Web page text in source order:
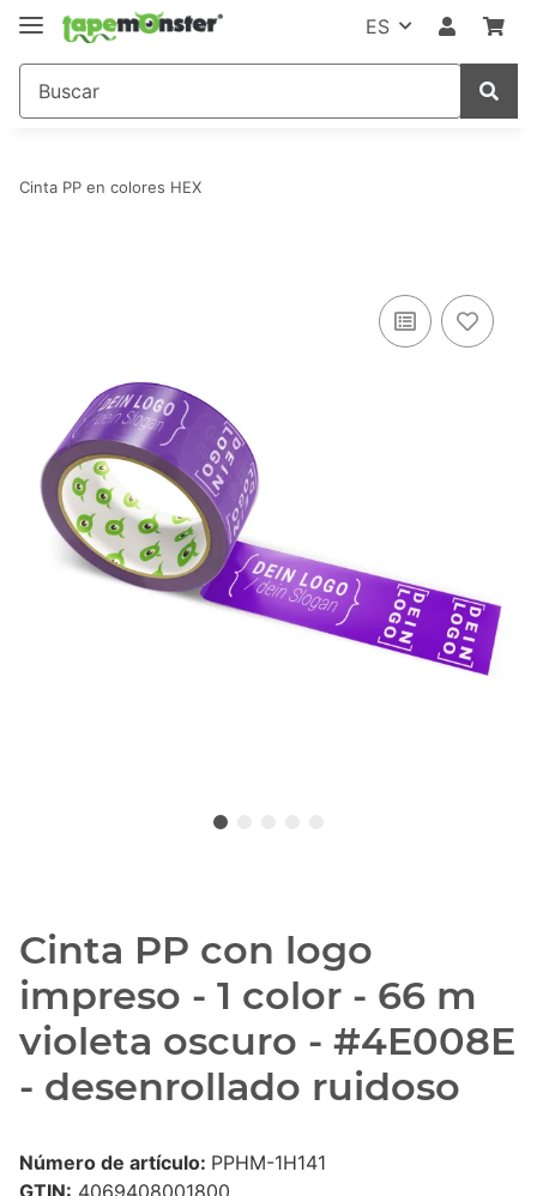
ES
Cinta PP en colores HEX
Cinta PP con logo
impreso - 1 color - 66 m
violeta oscuro - #4E008E
- desenrollado ruidoso
Número de artículo: PPHM-1H141